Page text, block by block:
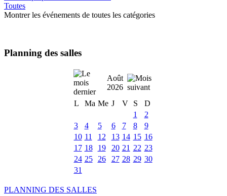
Toutes
Montrer les événements de toutes les catégories
Planning des salles
Août
2026
L
Ma Me J V S
D
1
2
3
4 5 6 7 8
9
10 11 12 13 14 15 16
17 18 19 20 21 22 23
24 25 26 27 28 29 30
31
PLANNING DES SALLES